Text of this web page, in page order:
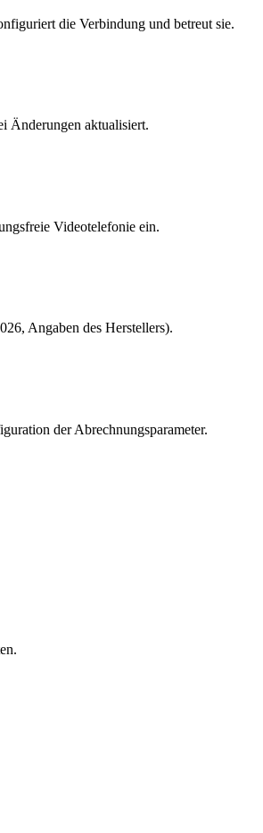
die Verbindung und betreut sie.
Änderungen aktualisiert.
Videotelefonie ein.
Angaben des Herstellers).
der Abrechnungsparameter.